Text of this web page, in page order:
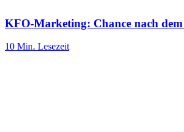
KFO-Marketing: Chance nach
10 Min. Lesezeit